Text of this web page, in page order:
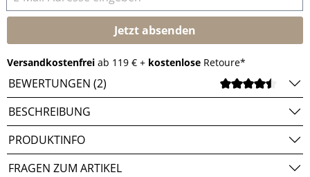
Jetzt absenden
Versandkostenfrei ab 119 € + kostenlose Retoure*
BEWERTUNGEN (2)
BESCHREIBUNG
PRODUKTINFO
FRAGEN ZUM ARTIKEL